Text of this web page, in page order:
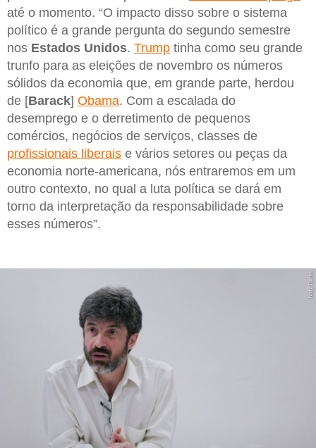
até o momento. “O impacto disso sobre o sistema
político é a grande pergunta do segundo semestre
nos Estados Unidos. Trump tinha como seu grande
trunfo para as eleições de novembro os números
sólidos da economia que, em grande parte, herdou
de [Barack] Obama. Com a escalada do
desemprego e o derretimento de pequenos
comércios, negócios de serviços, classes de
profissionais liberais e vários setores ou peças da
economia norte-americana, nós entraremos em um
outro contexto, no qual a luta política se dará em
torno da interpretação da responsabilidade sobre
esses números”.